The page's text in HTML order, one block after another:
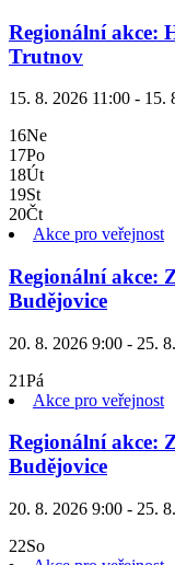
Regionální akce:
Trutnov
15. 8. 2026 11:00 - 15.
16Ne
17Po
18Út
19St
20Čt
Akce pro veřejnost
Regionální akce:
Budějovice
20. 8. 2026 9:00 - 25.
21Pá
Akce pro veřejnost
Regionální akce:
Budějovice
20. 8. 2026 9:00 - 25.
22So